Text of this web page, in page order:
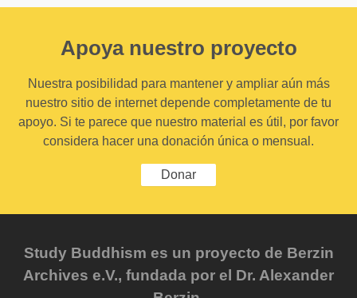
Apoya nuestro proyecto
Nuestra posibilidad para mantener y ampliar aún más
nuestro sitio de internet depende completamente de tu
apoyo. Si te parece que nuestro material es útil, por favor
considera hacer una donación única o mensual.
Donar
Study Buddhism es un proyecto de Berzin
Archives e.V., fundada por el Dr. Alexander